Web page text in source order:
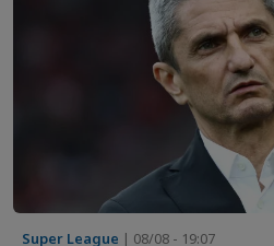
Super League | 08/08 - 19:07